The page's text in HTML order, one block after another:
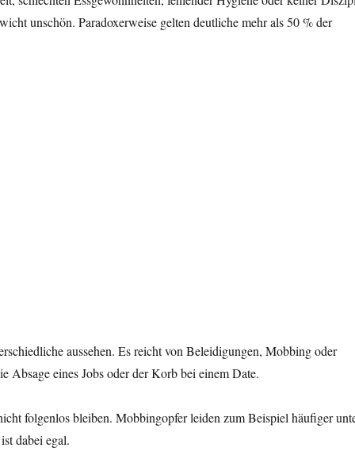
unschön. Paradoxerweise gelten deutliche mehr als 50 % der
aussehen. Es reicht von Beleidigungen, Mobbing oder
eines Jobs oder der Korb bei einem Date.
folgenlos bleiben. Mobbingopfer leiden zum Beispiel häufiger
dabei egal.